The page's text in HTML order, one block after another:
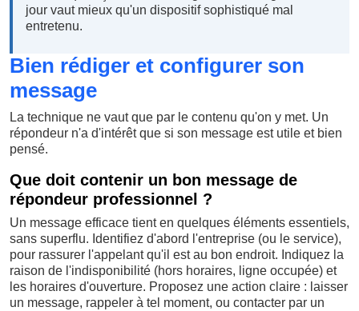
jour vaut mieux qu'un dispositif sophistiqué mal
entretenu.
Bien rédiger et configurer son
message
La technique ne vaut que par le contenu qu'on y met. Un
répondeur n'a d'intérêt que si son message est utile et bien
pensé.
Que doit contenir un bon message de
répondeur professionnel ?
Un message efficace tient en quelques éléments essentiels,
sans superflu. Identifiez d'abord l'entreprise (ou le service),
pour rassurer l'appelant qu'il est au bon endroit. Indiquez la
raison de l'indisponibilité (hors horaires, ligne occupée) et
les horaires d'ouverture. Proposez une action claire : laisser
un message, rappeler à tel moment, ou contacter par un